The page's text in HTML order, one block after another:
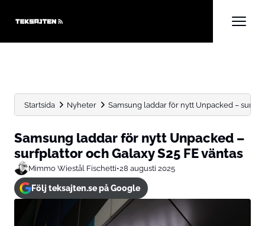
Startsida Nyheter Samsung laddar för nytt Unpacked –
Samsung laddar för nytt Unpacked –
surfplattor och Galaxy S25 FE väntas
Mimmo Wiestål Fischetti•28 augusti 2025
Följ teksajten.se på Google